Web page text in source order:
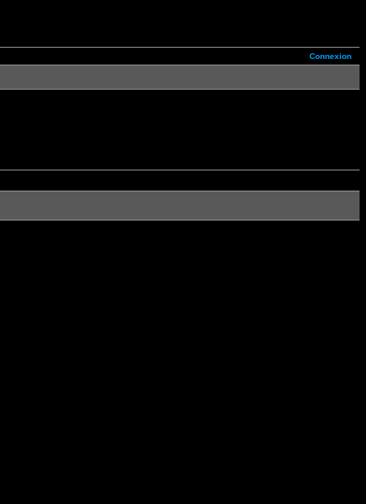
Connexion